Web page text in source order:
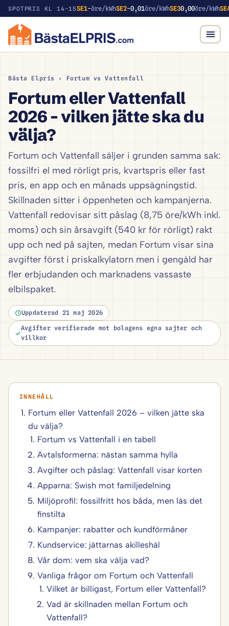
SPOTPRIS KL 14-15SE1-öre/kWhSE2-0,01öre/kWhSE30,00öre/kWh
Bästa Elpris › Fortum vs Vattenfall
Fortum eller Vattenfall
2026 – vilken jätte ska du
välja?
Fortum och Vattenfall säljer i grunden samma sak:
fossilfri el med rörligt pris, kvartspris eller fast
pris, en app och en månads uppsägningstid.
Skillnaden sitter i öppenheten och kampanjerna.
Vattenfall redovisar sitt påslag (8,75 öre/kWh inkl.
moms) och sin årsavgift (540 kr för rörligt) rakt
upp och ned på sajten, medan Fortum visar sina
avgifter först i priskalkylatorn men i gengäld har
fler erbjudanden och marknadens vassaste
elbilspaket.
Uppdaterad 21 maj 2026
Avgifter verifierade mot bolagens egna sajter och
villkor
Fortum eller Vattenfall 2026 – vilken jätte ska
du välja?
Fortum vs Vattenfall i en tabell
Avtalsformerna: nästan samma hylla
Avgifter och påslag: Vattenfall visar korten
Apparna: Swish mot familjedelning
Miljöprofil: fossilfritt hos båda, men läs det
finstilta
Kampanjer: rabatter och kundförmåner
Kundservice: jättarnas akilleshäl
Vår dom: vem ska välja vad?
Vanliga frågor om Fortum och Vattenfall
Vilket är billigast, Fortum eller Vattenfall?
Vad är skillnaden mellan Fortum och
Vattenfall?